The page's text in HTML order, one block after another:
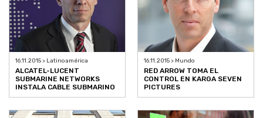
16.11.2015 > Latinoamérica
ALCATEL-LUCENT
SUBMARINE NETWORKS
INSTALA CABLE SUBMARINO
16.11.2015 > Mundo
RED ARROW TOMA EL
CONTROL EN KARGA SEVEN
PICTURES